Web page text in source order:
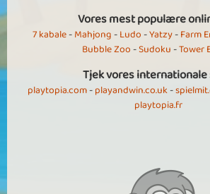
Vores mest populære
7 kabale-Mahjong-Ludo-Yatzy-Farm
Bubble Zoo-Sudoku-Tower
Tjek vores
playtopia.com-playandwin.co.uk-
playtopia.fr